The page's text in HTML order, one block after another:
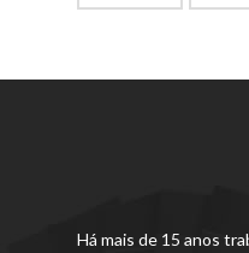
Há mais de 15 anos